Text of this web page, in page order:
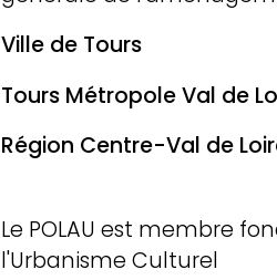
Ville de Tours
Tours Métropole Val de
Région Centre-Val de
Le POLAU est membre
l'Urbanisme Culturel